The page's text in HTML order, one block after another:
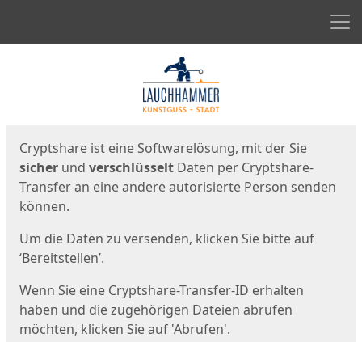
Cryptshare ist eine Softwarelösung, mit der Sie
sicher und verschlüsselt Daten per Cryptshare-
Transfer an eine andere autorisierte Person senden
können.
Um die Daten zu versenden, klicken Sie bitte auf
‘Bereitstellen’.
Wenn Sie eine Cryptshare-Transfer-ID erhalten
haben und die zugehörigen Dateien abrufen
möchten, klicken Sie auf 'Abrufen'.